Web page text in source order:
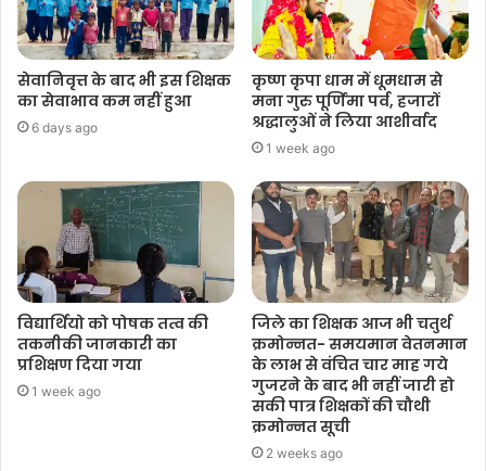
सेवानिवृत्त के बाद भी इस शिक्षक
का सेवाभाव कम नहीं हुआ
6 days ago
कृष्ण कृपा धाम में धूमधाम से
मना गुरु पूर्णिमा पर्व, हजारों
श्रद्धालुओं ने लिया आशीर्वाद
1 week ago
विद्यार्थियो को पोषक तत्व की
तकनीकी जानकारी का
प्रशिक्षण दिया गया
1 week ago
जिले का शिक्षक आज भी चतुर्थ
क्रमोन्नत- समयमान वेतनमान
के लाभ से वंचित चार माह गये
गुजरने के बाद भी नहीं जारी हो
सकी पात्र शिक्षकों की चौथी
क्रमोन्नत सूची
2 weeks ago